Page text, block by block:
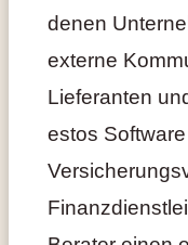
denen
externe
Lieferanten
estos